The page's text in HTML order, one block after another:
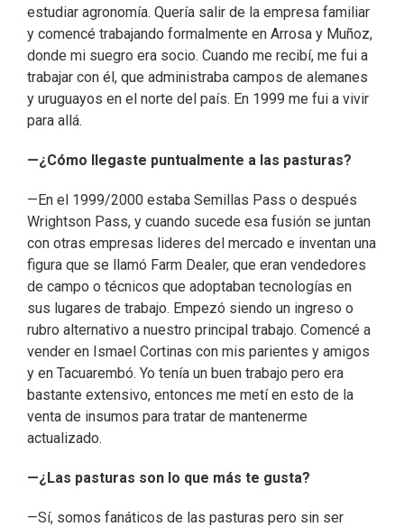
estudiar agronomía. Quería salir de la empresa familiar
y comencé trabajando formalmente en Arrosa y Muñoz,
donde mi suegro era socio. Cuando me recibí, me fui a
trabajar con él, que administraba campos de alemanes
y uruguayos en el norte del país. En 1999 me fui a vivir
para allá.
—¿Cómo llegaste puntualmente a las pasturas?
—En el 1999/2000 estaba Semillas Pass o después
Wrightson Pass, y cuando sucede esa fusión se juntan
con otras empresas lideres del mercado e inventan una
figura que se llamó Farm Dealer, que eran vendedores
de campo o técnicos que adoptaban tecnologías en
sus lugares de trabajo. Empezó siendo un ingreso o
rubro alternativo a nuestro principal trabajo. Comencé a
vender en Ismael Cortinas con mis parientes y amigos
y en Tacuarembó. Yo tenía un buen trabajo pero era
bastante extensivo, entonces me metí en esto de la
venta de insumos para tratar de mantenerme
actualizado.
—¿Las pasturas son lo que más te gusta?
—Sí, somos fanáticos de las pasturas pero sin ser